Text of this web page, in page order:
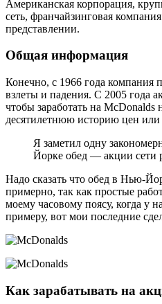
Американская корпорация,
сеть, франчайзинговая
представлении.
Общая информация
Конечно, с 1966 года компания
взлеты и падения. С 2005 года
чтобы заработать на McDonalds
десятилетнюю историю цен или
Я заметил одну
Йорке обед — акции сети
Надо сказать что обед в Нью-
примерно, так как простые
моему часовому поясу, когда у
примеру, вот мои последние
Как зарабатывать на